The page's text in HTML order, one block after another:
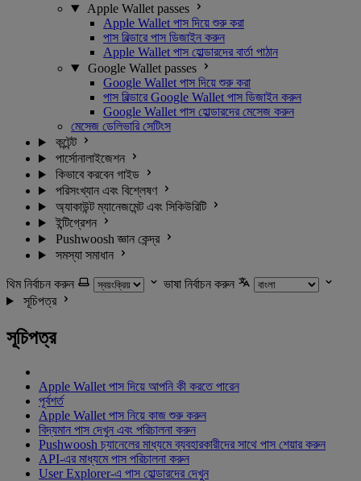
Apple Wallet passes
Apple Wallet পাস দিয়ে শুরু করা
পাস বিল্ডারে পাস ডিজাইন করুন
Apple Wallet পাস হোল্ডারদের বার্তা পাঠান
Google Wallet passes
Google Wallet পাস দিয়ে শুরু করা
পাস বিল্ডারে Google Wallet পাস ডিজাইন করুন
Google Wallet পাস হোল্ডারদের মেসেজ করুন
মেসেজ ডেলিভারি সেটিংস
কন্টেন্ট
পার্সোনালাইজেশন
কিভাবে করবেন গাইড
পরিসংখ্যান এবং বিশ্লেষণ
অ্যাকাউন্ট ম্যানেজমেন্ট এবং সিকিউরিটি
ইন্টিগ্রেশন
Pushwoosh জ্ঞান কেন্দ্র
সমস্যা সমাধান
থিম নির্বাচন করুন
ভাষা নির্বাচন করুন
সূচিপত্র
সূচিপত্র
Apple Wallet পাস দিয়ে আপনি কী করতে পারেন
পূর্বশর্ত
Apple Wallet পাস নিয়ে কাজ শুরু করুন
বিদ্যমান পাস দেখুন এবং পরিচালনা করুন
Pushwoosh চ্যানেলের মাধ্যমে ব্যবহারকারীদের সাথে পাস শেয়ার করুন
API-এর মাধ্যমে পাস পরিচালনা করুন
User Explorer-এ পাস হোল্ডারদের দেখুন